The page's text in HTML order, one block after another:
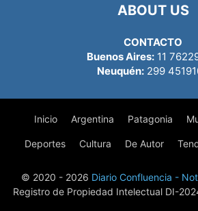
ABOUT US
CONTACTO
Buenos Aires: 11
Neuquén:299
Inicio Argentina Patagonia
Deportes Cultura De Autor
© 2020 - 2026 Diario Confluencia -
Registro de Propiedad Intelectual DI-